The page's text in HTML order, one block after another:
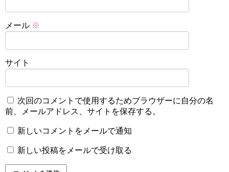
メール ※
サイト
次回のコメントで使用するためブラウザーに自分の名
前、メールアドレス、サイトを保存する。
新しいコメントをメールで通知
新しい投稿をメールで受け取る